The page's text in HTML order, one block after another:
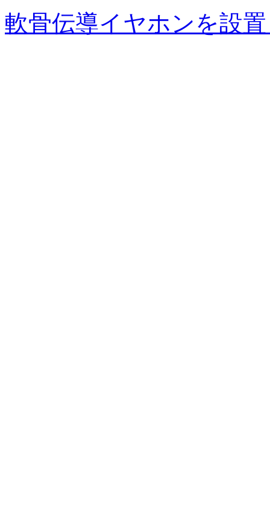
軟骨伝導イヤホンを設